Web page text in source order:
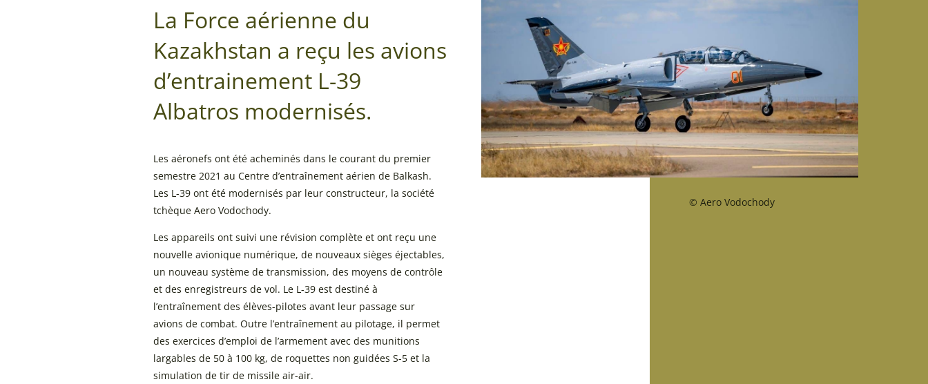
La Force aérienne du
Kazakhstan a reçu les avions
d’entrainement L-39
Albatros modernisés.
Les aéronefs ont été acheminés dans le courant du premier
semestre 2021 au Centre d’entraînement aérien de Balkash.
Les L-39 ont été modernisés par leur constructeur, la société
tchèque Aero Vodochody.
Les appareils ont suivi une révision complète et ont reçu une
nouvelle avionique numérique, de nouveaux sièges éjectables,
un nouveau système de transmission, des moyens de contrôle
et des enregistreurs de vol. Le L-39 est destiné à
l’entraînement des élèves-pilotes avant leur passage sur
avions de combat. Outre l’entraînement au pilotage, il permet
des exercices d’emploi de l’armement avec des munitions
largables de 50 à 100 kg, de roquettes non guidées S-5 et la
simulation de tir de missile air-air.
© Aero Vodochody